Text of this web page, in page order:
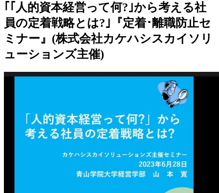
｢｢人的資本経営って何?｣から考える社
員の定着戦略とは?｣『定着･離職防止セ
ミナー』(株式会社カケハシスカイソリ
ューションズ主催)